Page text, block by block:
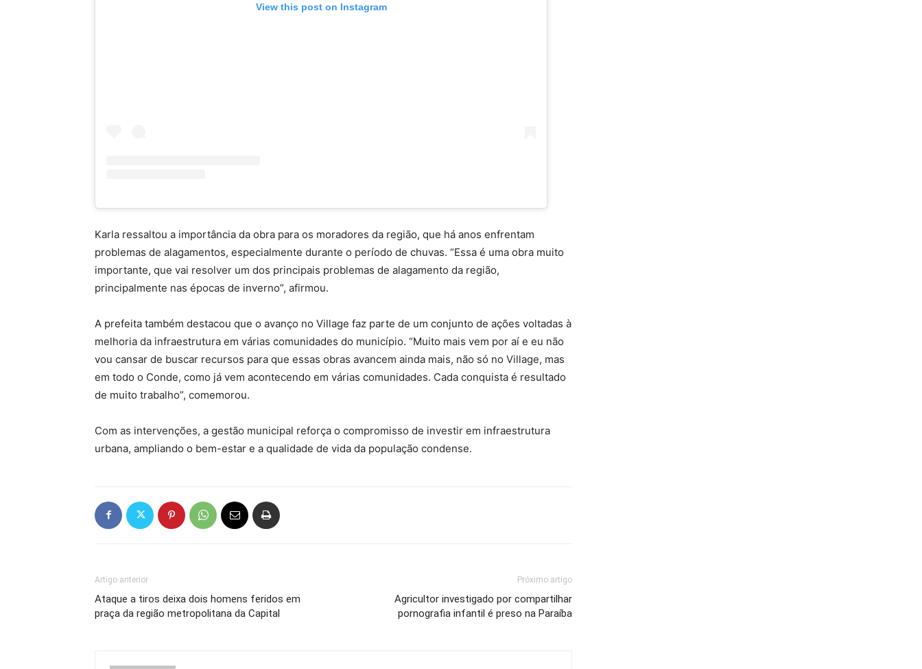
View this post on Instagram
Karla ressaltou a importância da obra para os moradores da região, que há anos enfrentam
problemas de alagamentos, especialmente durante o período de chuvas. “Essa é uma obra muito
importante, que vai resolver um dos principais problemas de alagamento da região,
principalmente nas épocas de inverno”, afirmou.
A prefeita também destacou que o avanço no Village faz parte de um conjunto de ações voltadas à
melhoria da infraestrutura em várias comunidades do município. “Muito mais vem por aí e eu não
vou cansar de buscar recursos para que essas obras avancem ainda mais, não só no Village, mas
em todo o Conde, como já vem acontecendo em várias comunidades. Cada conquista é resultado
de muito trabalho”, comemorou.
Com as intervenções, a gestão municipal reforça o compromisso de investir em infraestrutura
urbana, ampliando o bem-estar e a qualidade de vida da população condense.
Artigo anterior
Ataque a tiros deixa dois homens feridos em
praça da região metropolitana da Capital
Próximo artigo
Agricultor investigado por compartilhar
pornografia infantil é preso na Paraíba